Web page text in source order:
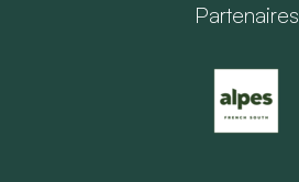
Partenaires